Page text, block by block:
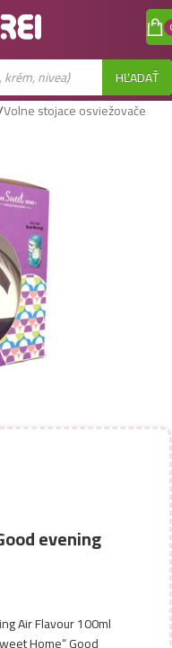
HĽADAŤ
Volne stojace osviežovače
evening
Air Flavour 100ml